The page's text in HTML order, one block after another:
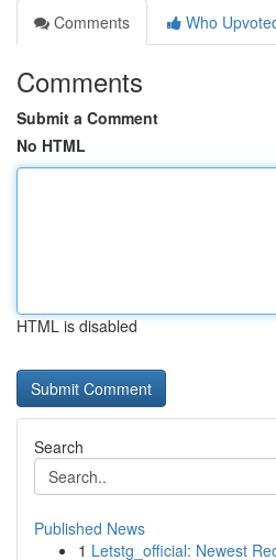
Comments
Who
Comments
Submit a Comment
No HTML
HTML is disabled
Search
Published News
1 Letstg_official: Newest